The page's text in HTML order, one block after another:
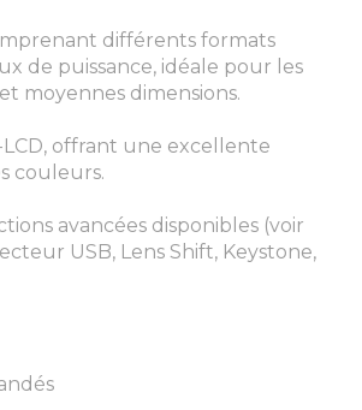
différents formats
de puissance, idéale pour les
moyennes dimensions.
LCD, offrant une excellente
couleurs.
avancées disponibles (voir
USB, Lens Shift, Keystone,